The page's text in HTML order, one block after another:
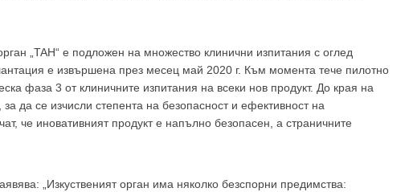
„TAH“ е подложен на множество клинични изпитания с оглед
е извършена през месец май 2020 г. Към момента тече пилотно
фаза 3 от клиничните изпитания на всеки нов продукт. До края на
да се изчисли степента на безопасност и ефективност на
че иновативният продукт е напълно безопасен, а страничните
„Изкуственият орган има няколко безспорни предимства: